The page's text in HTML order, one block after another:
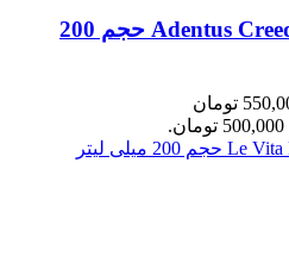
اسپری مردانه سکو مدل Adentus Creed حجم 200
قیمت اصلی: 550,000 تومان